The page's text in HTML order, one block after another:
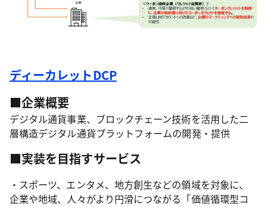
ディーカレットDCP
■企業概要
デジタル通貨事業、ブロックチェーン技術を活用した二
層構造デジタル通貨プラットフォームの開発・提供
■実装を目指すサービス
・スポーツ、エンタメ、地方創生などの領域を対象に、
企業や地域、人々がより円滑につながる「価値循環型コ